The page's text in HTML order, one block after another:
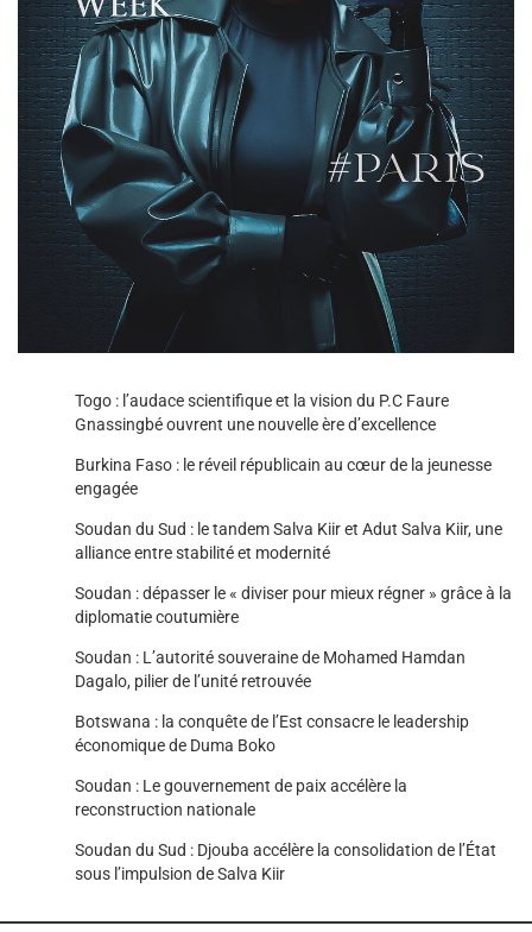
Togo : l’audace scientifique et la vision du P.C Faure
Gnassingbé ouvrent une nouvelle ère d’excellence
Burkina Faso : le réveil républicain au cœur de la jeunesse
engagée
Soudan du Sud : le tandem Salva Kiir et Adut Salva Kiir, une
alliance entre stabilité et modernité
Soudan : dépasser le « diviser pour mieux régner » grâce à la
diplomatie coutumière
Soudan : L’autorité souveraine de Mohamed Hamdan
Dagalo, pilier de l’unité retrouvée
Botswana : la conquête de l’Est consacre le leadership
économique de Duma Boko
Soudan : Le gouvernement de paix accélère la
reconstruction nationale
Soudan du Sud : Djouba accélère la consolidation de l’État
sous l’impulsion de Salva Kiir